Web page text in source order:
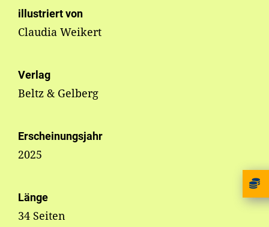
illustriert von
Claudia Weikert
Verlag
Beltz & Gelberg
Erscheinungsjahr
2025
Länge
34 Seiten